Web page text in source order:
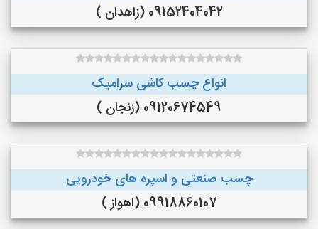
09152404042 (زاهدان )
انواع چسب کاشی سرامیک
09120674549 (زنجان )
چسب صنعتی و اسپره های خودرویی
09918860107 (اهواز )